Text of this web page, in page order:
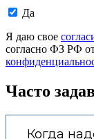
Даю
на
обработку
моих
данных.
Да
Я даю свое
согласно ФЗ РФ
Часто
Когда